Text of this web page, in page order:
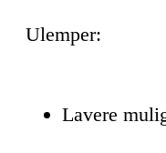
Ulemper:
Lavere